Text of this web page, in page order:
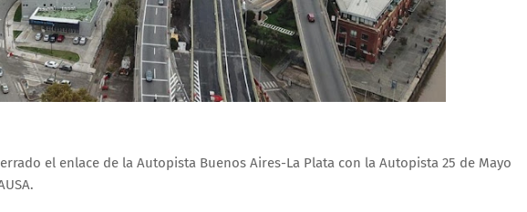
el enlace de la Autopista Buenos Aires-La Plata con la Autopista 25 de Mayo